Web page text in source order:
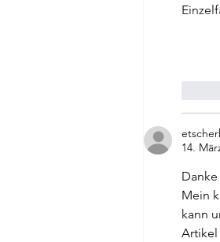
14.
Mein
kann
Artikel